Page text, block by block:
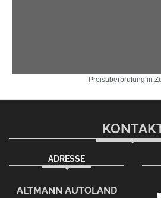
Preisüberprüfung in
ADRESSE
ALTMANN AUTOLAND